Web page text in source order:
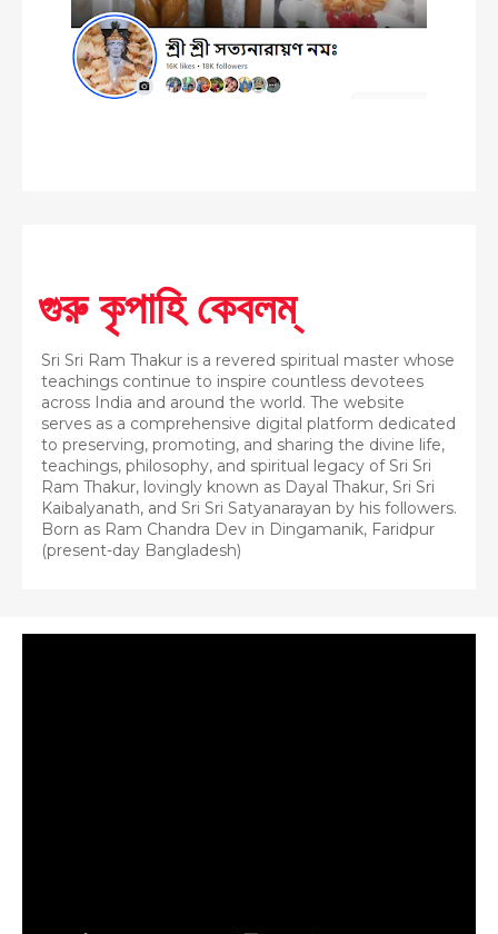
গুরু কৃপাহি কেবলম্
Sri Sri Ram Thakur is a revered spiritual master whose
teachings continue to inspire countless devotees
across India and around the world. The website
serves as a comprehensive digital platform dedicated
to preserving, promoting, and sharing the divine life,
teachings, philosophy, and spiritual legacy of Sri Sri
Ram Thakur, lovingly known as Dayal Thakur, Sri Sri
Kaibalyanath, and Sri Sri Satyanarayan by his followers.
Born as Ram Chandra Dev in Dingamanik, Faridpur
(present-day Bangladesh)